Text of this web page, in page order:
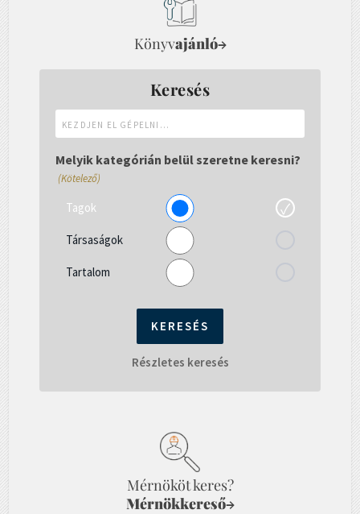
Könyvajánló→
Keresés
el
gépelni...
Melyik kategórián belül szeretne keresni?
(Kötelező)
Tagok
Társaságok
Tartalom
Részletes keresés
Mérnököt keres?
Mérnökkereső→